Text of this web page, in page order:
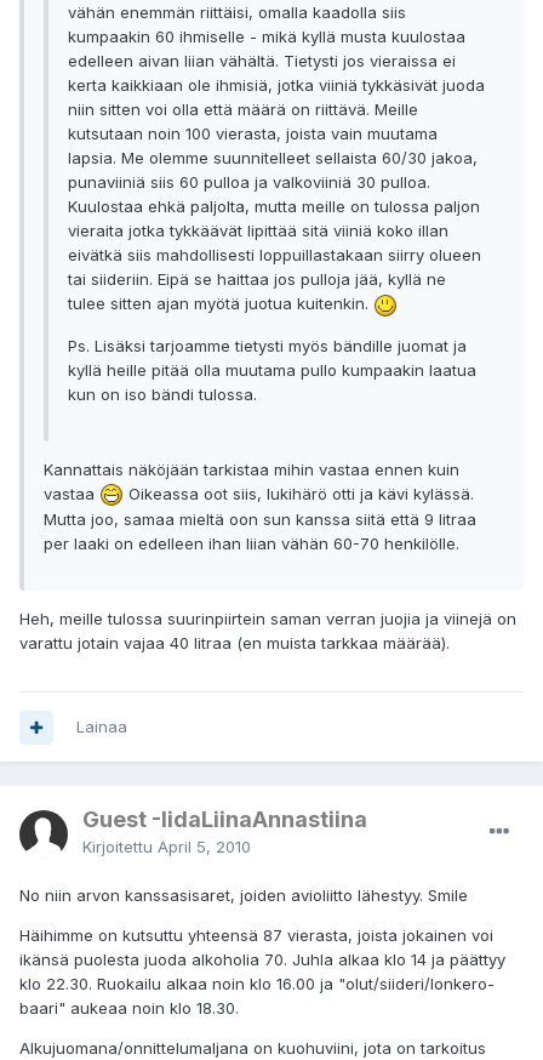
vähän enemmän riittäisi, omalla kaadolla siis
kumpaakin 60 ihmiselle - mikä kyllä musta kuulostaa
edelleen aivan liian vähältä. Tietysti jos vieraissa ei
kerta kaikkiaan ole ihmisiä, jotka viiniä tykkäsivät juoda
niin sitten voi olla että määrä on riittävä. Meille
kutsutaan noin 100 vierasta, joista vain muutama
lapsia. Me olemme suunnitelleet sellaista 60/30 jakoa,
punaviiniä siis 60 pulloa ja valkoviiniä 30 pulloa.
Kuulostaa ehkä paljolta, mutta meille on tulossa paljon
vieraita jotka tykkäävät lipittää sitä viiniä koko illan
eivätkä siis mahdollisesti loppuillastakaan siirry olueen
tai siideriin. Eipä se haittaa jos pulloja jää, kyllä ne
tulee sitten ajan myötä juotua kuitenkin.
Ps. Lisäksi tarjoamme tietysti myös bändille juomat ja
kyllä heille pitää olla muutama pullo kumpaakin laatua
kun on iso bändi tulossa.
Kannattais näköjään tarkistaa mihin vastaa ennen kuin
vastaa
Oikeassa oot siis, lukihärö otti ja kävi kylässä.
Mutta joo, samaa mieltä oon sun kanssa siitä että 9 litraa
per laaki on edelleen ihan liian vähän 60-70 henkilölle.
Heh, meille tulossa suurinpiirtein saman verran juojia ja viinejä on
varattu jotain vajaa 40 litraa (en muista tarkkaa määrää).
Lainaa
Guest -IidaLiinaAnnastiina
Kirjoitettu April 5, 2010
No niin arvon kanssasisaret, joiden avioliitto lähestyy. Smile
Häihimme on kutsuttu yhteensä 87 vierasta, joista jokainen voi
ikänsä puolesta juoda alkoholia 70. Juhla alkaa klo 14 ja päättyy
klo 22.30. Ruokailu alkaa noin klo 16.00 ja "olut/siideri/lonkero-
baari" aukeaa noin klo 18.30.
Alkujuomana/onnittelumaljana on kuohuviini, jota on tarkoitus